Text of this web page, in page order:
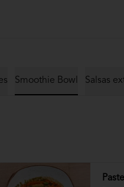
Smoothie Bowl Salsas